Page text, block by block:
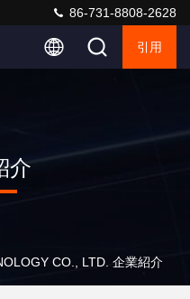
86-731-8808-2628
引用
介
CO., LTD. 企業紹介